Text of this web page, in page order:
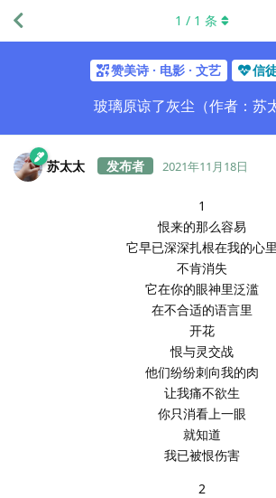
赞美诗 · 电影 · 文艺 信
玻璃原谅了灰尘（作者：苏
1 / 1 条
苏太太 2021年11月18日
1
恨来的那么容易
它早已深深扎根在我的心里
不肯消失
它在你的眼神里泛滥
在不合适的语言里
开花
恨与灵交战
他们纷纷刺向我的肉
让我痛不欲生
你只消看上一眼
就知道
我已被恨伤害
2